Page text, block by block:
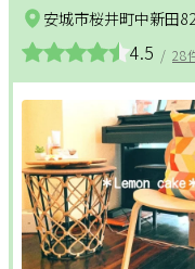
4.5 / 28
安城市桜井町中新田